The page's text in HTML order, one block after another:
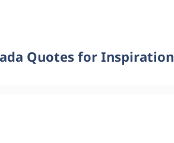
Quotes for Inspiration